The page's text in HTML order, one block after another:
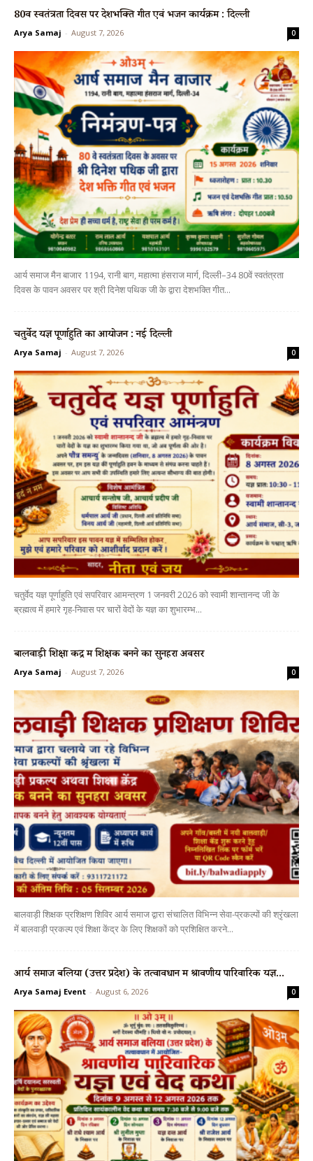
80वें स्वतंत्रता दिवस पर देशभक्ति गीत एवं भजन कार्यक्रम : दिल्ली
Arya Samaj - August 7, 2026 0
आर्य समाज मैन बाजार 1194, रानी बाग, महात्मा हंसराज मार्ग, दिल्ली–34 80वें स्वतंत्रता
दिवस के पावन अवसर पर श्री दिनेश पथिक जी के द्वारा देशभक्ति गीत...
चतुर्वेद यज्ञ पूर्णाहुति का आयोजन : नई दिल्ली
Arya Samaj - August 7, 2026 0
चतुर्वेद यज्ञ पूर्णाहुति एवं सपरिवार आमन्त्रण 1 जनवरी 2026 को स्वामी शान्तानन्द जी के
ब्रह्मत्व में हमारे गृह-निवास पर चारों वेदों के यज्ञ का शुभारम्भ...
बालवाड़ी शिक्षा केंद्र में शिक्षक बनने का सुनहरा अवसर
Arya Samaj - August 7, 2026 0
बालवाड़ी शिक्षक प्रशिक्षण शिविर आर्य समाज द्वारा संचालित विभिन्न सेवा-प्रकल्पों की श्रृंखला
में बालवाड़ी प्रकल्प एवं शिक्षा केंद्र के लिए शिक्षकों को प्रशिक्षित करने...
आर्य समाज बलिया (उत्तर प्रदेश) के तत्वावधान में श्रावणीय पारिवारिक यज्ञ...
Arya Samaj Event - August 6, 2026 0